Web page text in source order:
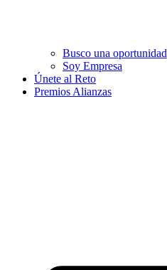
Busco una oportunidad
Soy Empresa
Únete al Reto
Premios Alianzas